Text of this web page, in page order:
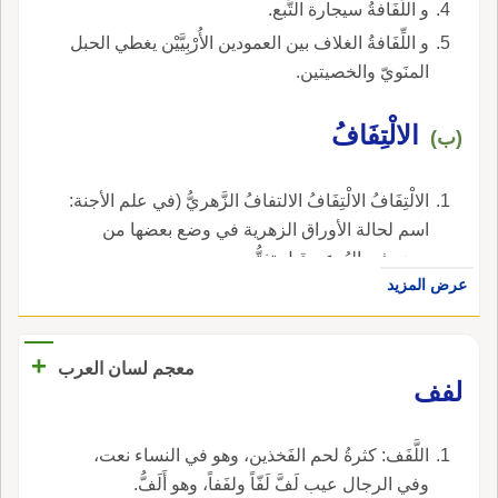
و اللِّفَافةُ سيجارة التَّبع.
و اللِّفَافةُ الغلاف بين العمودين الأُرْبِيَّيْن يغطي الحبل
المنَويّ والخصيتين.
(ب) الالْتِفَافُ
الالْتِفَافُ الالْتِفَافُ الالتفافُ الزَّهريُّ (في علم الأجنة:
اسم لحالة الأوراق الزهرية في وضع بعضها من
بعض في البُرعم قبل تفتُّحه.
عرض المزيد
معجم لسان العرب
+
لفف
اللَّفَف: كثرةُ لحم الفَخذين، وهو في النساء نعت،
وفي الرجال عيب لَفَّ لَفّاً ولفَفاً، وهو أَلَفُّ.